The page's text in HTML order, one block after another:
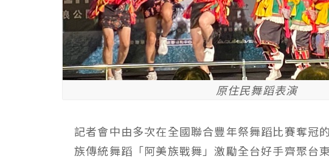
原住民舞蹈表演
記者會中由多次在全國聯合豐年祭舞蹈比賽奪冠
族傳統舞蹈「阿美族戰舞」激勵全台好手齊聚台